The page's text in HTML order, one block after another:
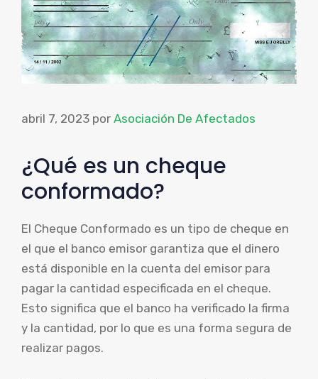
abril 7, 2023 por Asociación De Afectados
¿Qué es un cheque
conformado?
El Cheque Conformado es un tipo de cheque en
el que el banco emisor garantiza que el dinero
está disponible en la cuenta del emisor para
pagar la cantidad especificada en el cheque.
Esto significa que el banco ha verificado la firma
y la cantidad, por lo que es una forma segura de
realizar pagos.